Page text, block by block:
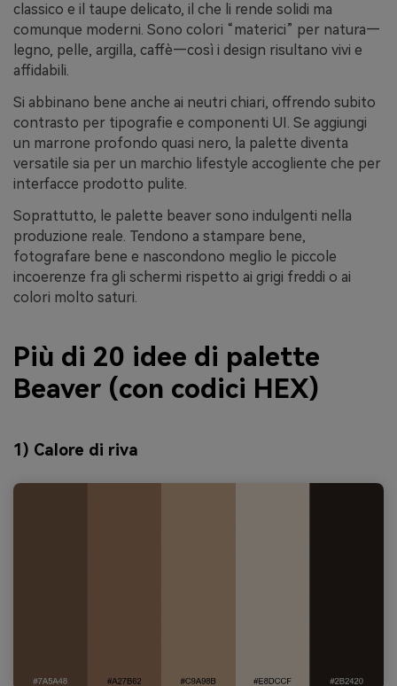
classico e il taupe delicato, il che li rende solidi ma
comunque moderni. Sono colori “materici” per natura—
legno, pelle, argilla, caffè—così i design risultano vivi e
affidabili.
Si abbinano bene anche ai neutri chiari, offrendo subito
contrasto per tipografie e componenti UI. Se aggiungi
un marrone profondo quasi nero, la palette diventa
versatile sia per un marchio lifestyle accogliente che per
interfacce prodotto pulite.
Soprattutto, le palette beaver sono indulgenti nella
produzione reale. Tendono a stampare bene,
fotografare bene e nascondono meglio le piccole
incoerenze fra gli schermi rispetto ai grigi freddi o ai
colori molto saturi.
Più di 20 idee di palette
Beaver (con codici HEX)
1) Calore di riva